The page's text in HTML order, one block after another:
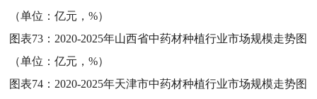
（单位：亿元，%）
图表73： 2020-2025年山西省中药材种植行业市场规模走势图
（单位：亿元，%）
图表74： 2020-2025年天津市中药材种植行业市场规模走势图